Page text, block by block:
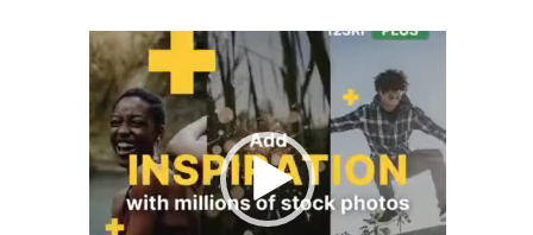
Video
oynatıcı